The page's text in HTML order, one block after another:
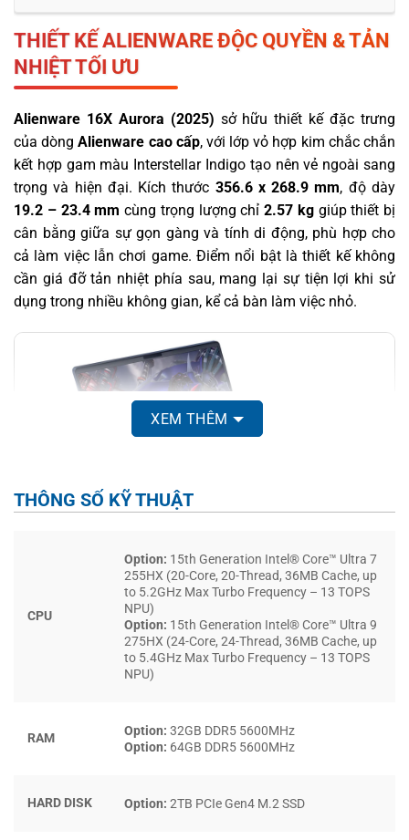
THIẾT KẾ ALIENWARE ĐỘC QUYỀN & TẢN
NHIỆT TỐI ƯU
Alienware 16X Aurora (2025) sở hữu thiết kế đặc trưng
của dòngAlienware cao cấp, với lớp vỏ hợp kim chắc chắn
kết hợp gam màu Interstellar Indigo tạo nên vẻ ngoài sang
trọng và hiện đại. Kích thước 356.6 x 268.9 mm, độ dày
19.2 – 23.4 mm cùng trọng lượng chỉ 2.57 kggiúp thiết bị
cân bằng giữa sự gọn gàng và tính di động, phù hợp cho
cả làm việc lẫn chơi game. Điểm nổi bật là thiết kế không
cần giá đỡ tản nhiệt phía sau, mang lại sự tiện lợi khi sử
dụng trong nhiều không gian, kể cả bàn làm việc nhỏ.
Về khả năng tản nhiệt,Alienware 16X Aurora (2025) được
trang bị hệ thốngAI Cryo-Chambervới 2 quạt cỡ lớn và
các ống đồng dẫn nhiệt, tối ưu hóa việc phân bổ nhiệt trên
toàn bộ linh kiện. Công nghệ AI tự động điều chỉnh luồng
sáng tạo chuyên sâu. Nhờ cơ chế tản nhiệt thông minh này,
XEM THÊM
THÔNG SỐ KỸ THUẬT
CPU
Option: 15th Generation Intel® Core™ Ultra 7
255HX (20-Core, 20-Thread, 36MB Cache, up
to 5.2GHz Max Turbo Frequency – 13 TOPS
NPU)
Option: 15th Generation Intel® Core™ Ultra 9
275HX (24-Core, 24-Thread, 36MB Cache, up
to 5.4GHz Max Turbo Frequency – 13 TOPS
NPU)
RAM
Option: 32GB DDR5 5600MHz
Option: 64GB DDR5 5600MHz
HARD DISK Option: 2TB PCIe Gen4 M.2 SSD